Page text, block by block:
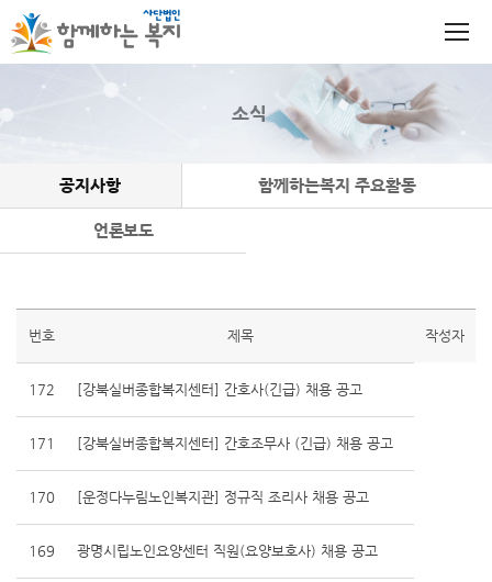
소식
공지사항 함께하는복지 주요활동
언론보도
번호 제목 작성자
172 [강북실버종합복지센터] 간호사(긴급) 채용 공고
171 [강북실버종합복지센터] 간호조무사 (긴급) 채용 공고
170 [운정다누림노인복지관] 정규직 조리사 채용 공고
169 광명시립노인요양센터 직원(요양보호사) 채용 공고